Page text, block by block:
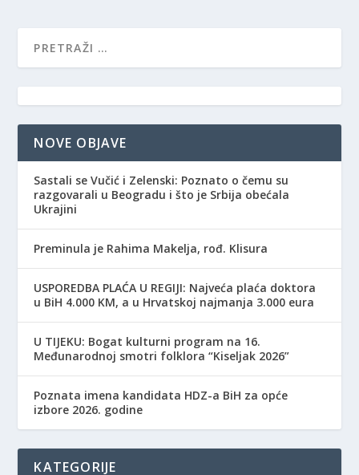
NOVE OBJAVE
Sastali se Vučić i Zelenski: Poznato o čemu su
razgovarali u Beogradu i što je Srbija obećala
Ukrajini
Preminula je Rahima Makelja, rođ. Klisura
USPOREDBA PLAĆA U REGIJI: Najveća plaća doktora
u BiH 4.000 KM, a u Hrvatskoj najmanja 3.000 eura
​U TIJEKU: Bogat kulturni program na 16.
Međunarodnoj smotri folklora “Kiseljak 2026”
Poznata imena kandidata HDZ-a BiH za opće
izbore 2026. godine
KATEGORIJE